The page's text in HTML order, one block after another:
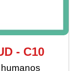
- C10